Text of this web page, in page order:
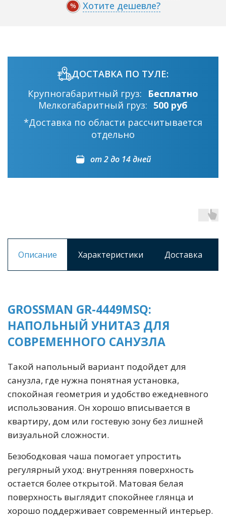
% Хотите дешевле?
ДОСТАВКА ПО ТУЛЕ:
Крупногабаритный груз:
Бесплатно
Мелкогабаритный груз: 500 руб
*Доставка по области рассчитывается
отдельно
от 2 до 14 дней
Описание Характеристики Доставка
GROSSMAN GR-4449MSQ:
НАПОЛЬНЫЙ УНИТАЗ ДЛЯ
СОВРЕМЕННОГО САНУЗЛА
Такой напольный вариант подойдет для
санузла, где нужна понятная установка,
спокойная геометрия и удобство ежедневного
использования. Он хорошо вписывается в
квартиру, дом или гостевую зону без лишней
визуальной сложности.
Безободковая чаша помогает упростить
регулярный уход: внутренняя поверхность
остается более открытой. Матовая белая
поверхность выглядит спокойнее глянца и
хорошо поддерживает современный интерьер.